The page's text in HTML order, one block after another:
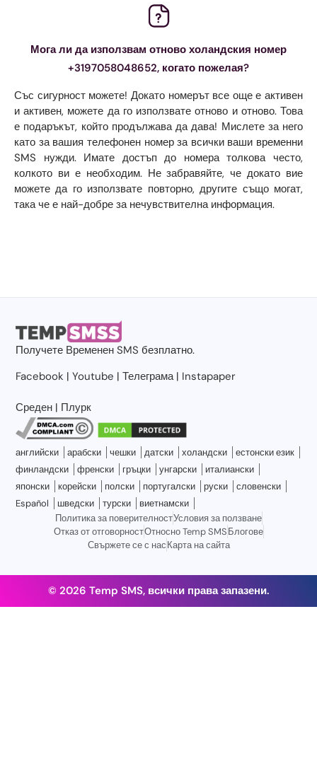
Мога ли да използвам отново холандския номер
+3197058048652, когато пожелая?
Със сигурност можете! Докато номерът все още е активен
и активен, можете да го използвате отново и отново. Това
е подаръкът, който продължава да дава! Мислете за него
като за вашия телефонен номер за всички ваши временни
SMS нужди. Имате достъп до номера толкова често,
колкото ви е необходим. Не забравяйте, че докато вие
можете да го използвате повторно, другите също могат,
така че е най-добре за нечувствителна информация.
Получете Временен SMS безплатно.
Facebook |Youtube |Телеграма| Instapaper
Среден | Плурк
английски арабски чешки датски холандски
естонски език
финландски
френски гръцки унгарски
италиански
японски
корейски полски португалски руски
словенски
Español
шведски турски
виетнамски
Политика за поверителностУсловия за ползване
Отказ от отговорностОтносно Temp SMSБлогове
Свържете се с насКарта на сайта
© 2026 Temp SMS, всички права запазени.